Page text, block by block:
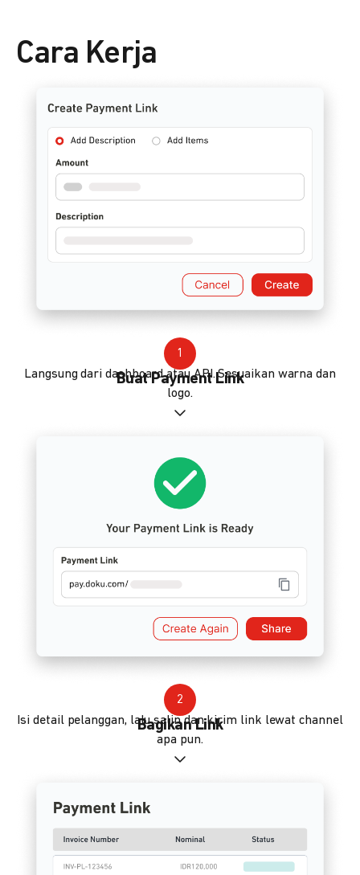
Cara Kerja
1
Buat Payment Link
Langsung dari dashboard atau API. Sesuaikan warna dan
logo.
2
Bagikan Link
Isi detail pelanggan, lalu salin dan kirim link lewat channel
apa pun.